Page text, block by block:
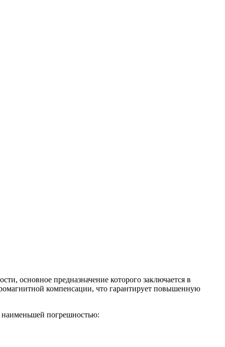
основное предназначение которого заключается в
компенсации, что гарантирует повышенную
погрешностью: